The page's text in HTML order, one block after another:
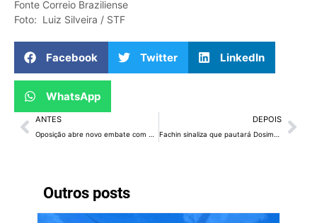
Outros posts
Fonte Correio Braziliense
Foto: Luiz Silveira / STF
Facebook Twitter LinkedIn
WhatsApp
ANTES DEPOIS